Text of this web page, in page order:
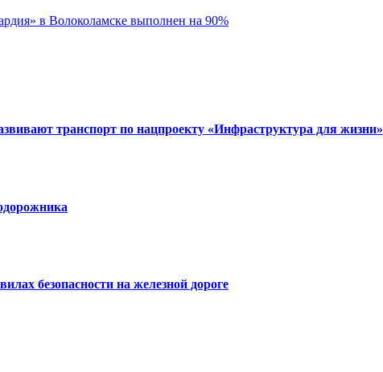
в Волоколамске выполнен на 90%
транспорт по нацпроекту «Инфраструктура для жизни»
безопасности на железной дороге